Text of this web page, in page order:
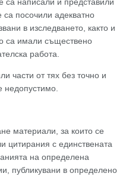
са написали и представили
посочили адекватно
в изследването, както и
са имали съществено
работа.
части от тях без точно и
недопустимо.
материали, за които се
цитирания с единствената
на определена
публикувани в определено